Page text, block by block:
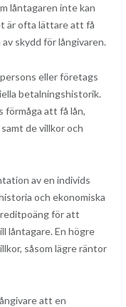
låntagaren inte kan
är ofta lättare att få
skydd för långivaren.
eller företags
betalningshistorik.
att få lån,
de villkor och
av en individs
och ekonomiska
för att
låntagare. En högre
såsom lägre räntor
att en